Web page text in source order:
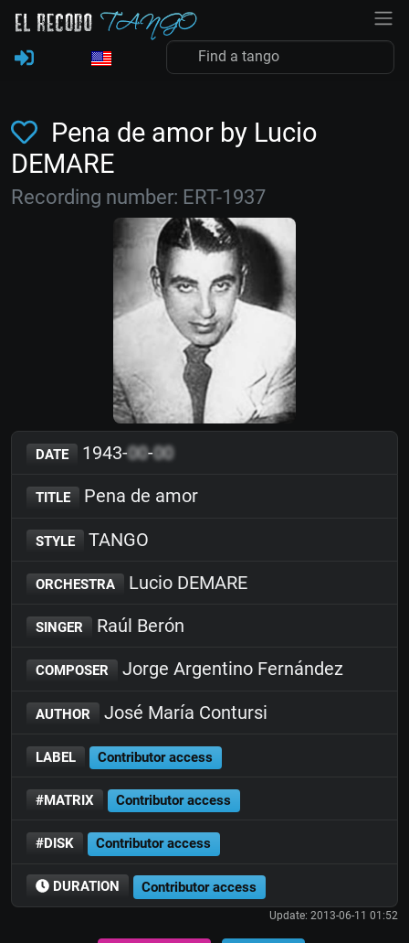
Pena de amor by Lucio
DEMARE
Recording number: ERT-1937
DATE 1943-00-00
TITLE Pena de amor
STYLE TANGO
ORCHESTRA Lucio DEMARE
SINGER Raúl Berón
COMPOSER Jorge Argentino Fernández
AUTHOR José María Contursi
LABEL Contributor access
#MATRIX Contributor access
#DISK Contributor access
DURATION Contributor access
Update: 2013-06-11 01:52